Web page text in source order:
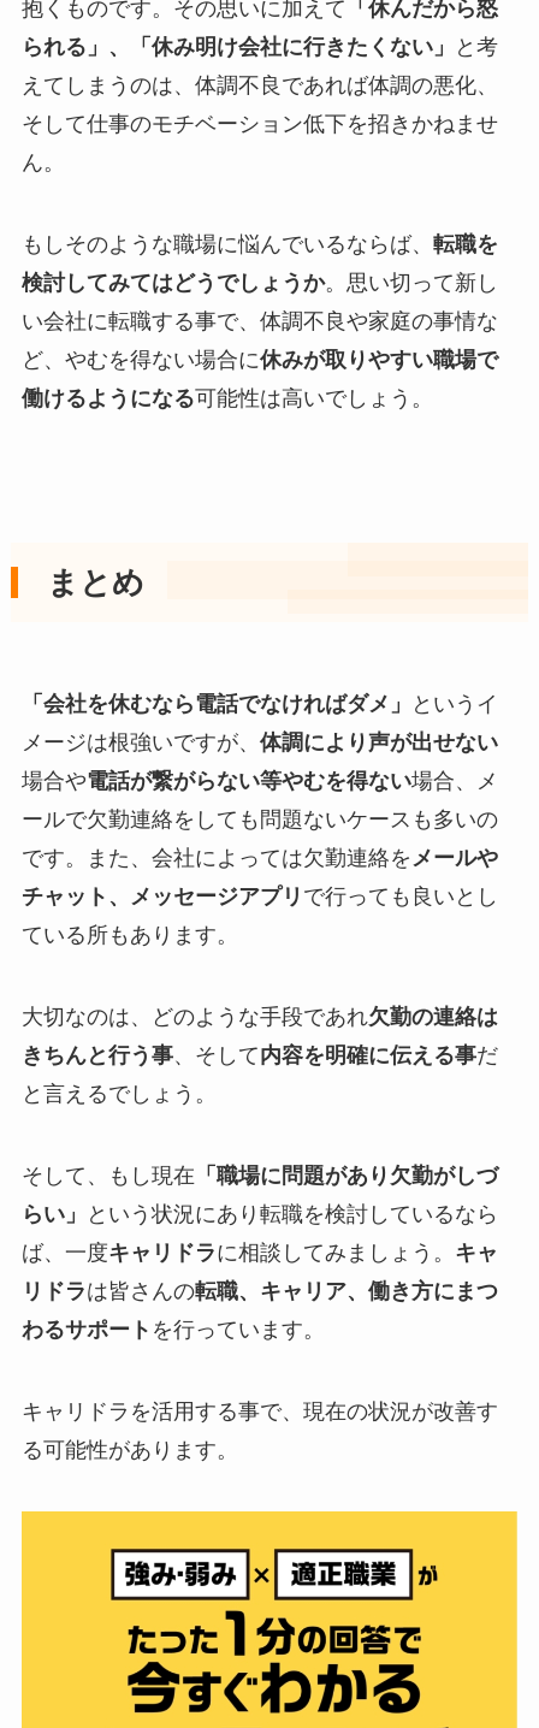
抱くものです。その思いに加えて 「休んだから怒
られる」、「休み明け会社に行きたくない」
と考
えてしまうのは、体調不良であれば体調の悪化、
そして仕事のモチベーション低下を招きかねませ
ん。
もしそのような職場に悩んでいるならば、 転職を
検討してみてはどうでしょうか。思い切って新し
い会社に転職する事で、体調不良や家庭の事情な
ど、やむを得ない場合に休みが取りやすい職場で
働けるようになる可能性は高いでしょう。
まとめ
「会社を休むなら電話でなければダメ」
というイ
メージは根強いですが、 体調により声が出せない
場合や電話が繋がらない等やむを得ない場合、メ
ールで欠勤連絡をしても問題ないケースも多いの
です。また、会社によっては欠勤連絡をメールや
チャット、メッセージアプリ で行っても良いとし
ている所もあります。
大切なのは、どのような手段であれ欠勤の連絡は
きちんと行う事、そして内容を明確に伝える事だ
と言えるでしょう。
そして、もし現在 「職場に問題があり欠勤がしづ
らい」
という状況にあり転職を検討しているなら
ば、一度キャリドラに相談してみましょう。 キャ
リドラは皆さんの転職、キャリア、働き方にまつ
わるサポート を行っています。
キャリドラを活用する事で、現在の状況が改善す
る可能性があります。